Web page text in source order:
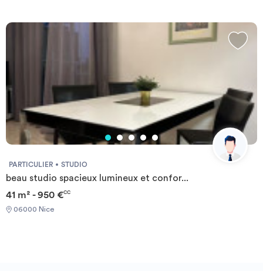
PRATICITÉ : Connexion haut débit internet offerte Bon plan
responsable de résidence. La liste des logements réservables est
mise à jour chaque jour, mais peut ne pas refléter les disponibilités
en temps réel.
pour offrir un confort optimal et une totale autonomie. Chaque
appartement dispose d’une cuisine aménagée, d’une salle de bain
privative, de la climatisation, d’une connexion Wi-Fi ainsi que,
selon les configurations, d’un balcon permettant de profiter du
une piscine extérieure ouverte en saison, offrant un véritable
espace de détente aux résidents. Dans un environnement à la fois
pratique et agréable, elle permet de profiter pleinement de la
qualité de vie de Nice, tout en restant proche des établissements
d’enseignement, des zones d’activités et des principaux points
d’intérêt de la Côte d’Azur.
PARTICULIER STUDIO
beau studio spacieux lumineux et confor...
41 m² - 950 €CC
06000 Nice